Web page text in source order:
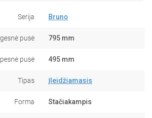
Serija Bruno
pusė 795 mm
pusė 495 mm
Tipas Įleidžiamasis
Forma Stačiakampis